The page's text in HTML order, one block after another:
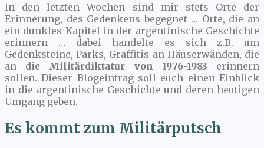
In den letzten Wochen sind mir stets Orte der
Erinnerung, des Gedenkens begegnet … Orte, die an
ein dunkles Kapitel in der argentinische Geschichte
erinnern … dabei handelte es sich z.B. um
Gedenksteine, Parks, Graffitis an Häuserwänden, die
an die Militärdiktatur von 1976-1983 erinnern
sollen. Dieser Blogeintrag soll euch einen Einblick
in die argentinische Geschichte und deren heutigen
Umgang geben.
Es kommt zum Militärputsch